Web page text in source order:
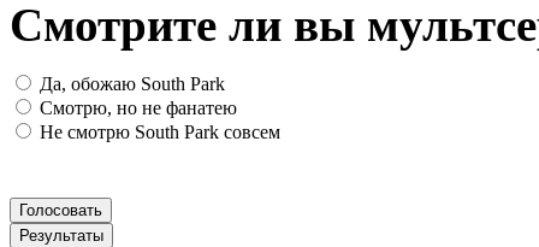
Смотрите ли вы
Да, обожаю South Park
Смотрю, но не фанатею
Не смотрю South Park совсем